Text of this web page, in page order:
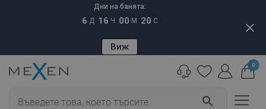
Дни на банята:
6 Д 16 Ч 00 М 19 С
Виж
close
search
0